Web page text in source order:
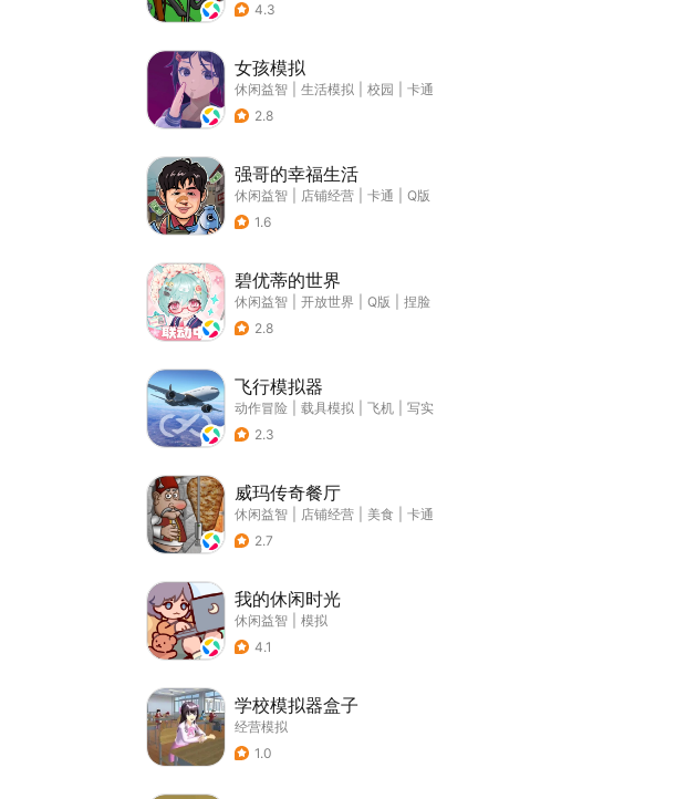
4.3
女孩模拟
休闲益智 生活模拟 校园
卡通
2.8
强哥的幸福生活
休闲益智 店铺经营 卡通
Q版
1.6
碧优蒂的世界
休闲益智 开放世界 Q版
捏脸
2.8
飞行模拟器
动作冒险 载具模拟 飞机
写实
2.3
威玛传奇餐厅
休闲益智 店铺经营 美食
卡通
2.7
我的休闲时光
休闲益智
模拟
4.1
学校模拟器盒子
经营模拟
1.0